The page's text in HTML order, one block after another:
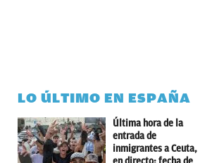
LO ÚLTIMO EN ESPAÑA
Última hora de la
entrada de
inmigrantes a Ceuta,